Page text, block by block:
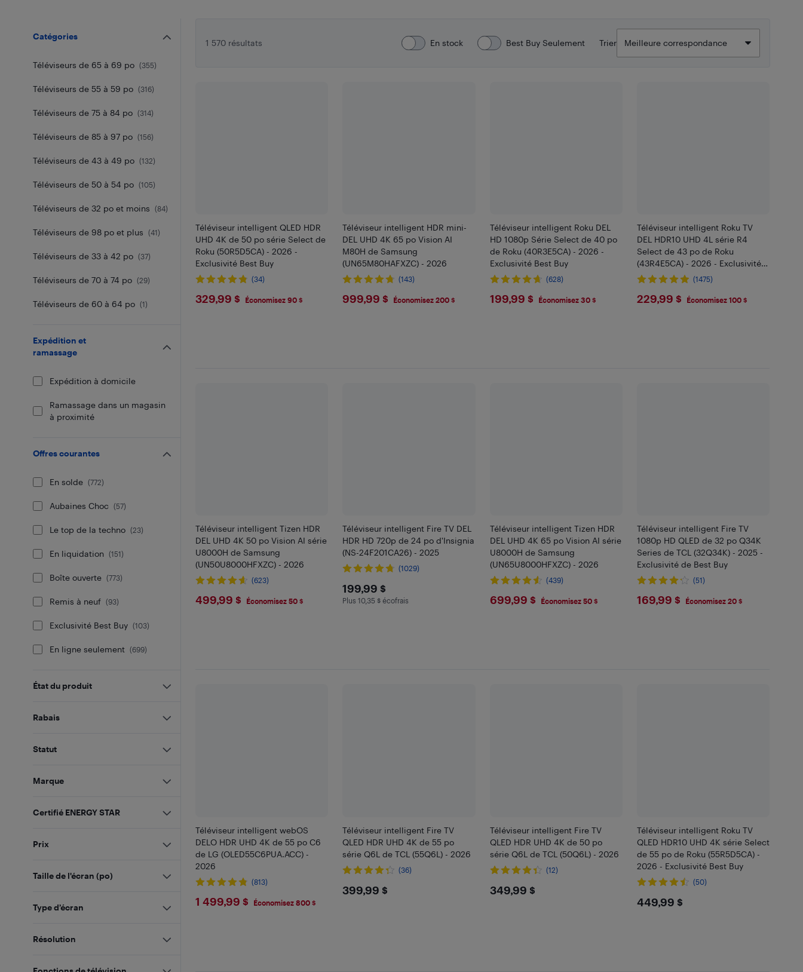
1 570 résultats En stock Best Buy Seulement Trier
Téléviseur intelligent QLED HDR
UHD 4K de 50 po série Select de
Roku (50R5D5CA) - 2026 -
Exclusivité Best Buy
(34)
$329.99
329,99 $ Économisez 90 $
Téléviseur intelligent HDR mini-
DEL UHD 4K 65 po Vision AI
M80H de Samsung
(UN65M80HAFXZC) - 2026
(143)
$999.99
999,99 $ Économisez 200 $
Téléviseur intelligent Roku DEL
HD 1080p Série Select de 40 po
de Roku (40R3E5CA) - 2026 -
Exclusivité Best Buy
(628)
$199.99
199,99 $ Économisez 30 $
Téléviseur intelligent Roku TV
DEL HDR10 UHD 4L série R4
Select de 43 po de Roku
(43R4E5CA) - 2026 - Exclusivité
Best Buy
(1475)
$229.99
229,99 $ Économisez 100 $
Téléviseur intelligent Tizen HDR
DEL UHD 4K 50 po Vision AI série
U8000H de Samsung
(UN50U8000HFXZC) - 2026
(623)
$499.99
499,99 $ Économisez 50 $
Téléviseur intelligent Fire TV DEL
HDR HD 720p de 24 po d'Insignia
(NS-24F201CA26) - 2025
(1029)
$199.99
199,99 $
Plus 10.35 $ en écofrais
Plus 10,35 $ écofrais
Téléviseur intelligent Tizen HDR
DEL UHD 4K 65 po Vision AI série
U8000H de Samsung
(UN65U8000HFXZC) - 2026
(439)
$699.99
699,99 $ Économisez 50 $
Téléviseur intelligent Fire TV
1080p HD QLED de 32 po Q34K
Series de TCL (32Q34K) - 2025 -
Exclusivité de Best Buy
(51)
$169.99
169,99 $ Économisez 20 $
Téléviseur intelligent webOS
DELO HDR UHD 4K de 55 po C6
de LG (OLED55C6PUA.ACC) -
2026
(813)
$1499.99
1 499,99 $ Économisez 800 $
Téléviseur intelligent Fire TV
QLED HDR UHD 4K de 55 po
série Q6L de TCL (55Q6L) - 2026
(36)
$399.99
399,99 $
Téléviseur intelligent Fire TV
QLED HDR UHD 4K de 50 po
série Q6L de TCL (50Q6L) - 2026
(12)
$349.99
349,99 $
Téléviseur intelligent Roku TV
QLED HDR10 UHD 4K série Select
de 55 po de Roku (55R5D5CA) -
2026 - Exclusivité Best Buy
(50)
$449.99
449,99 $
Catégories
Téléviseurs de 65 à 69 po (355)
Téléviseurs de 55 à 59 po (316)
Téléviseurs de 75 à 84 po (314)
Téléviseurs de 85 à 97 po (156)
Téléviseurs de 43 à 49 po (132)
Téléviseurs de 50 à 54 po (105)
Téléviseurs de 32 po et moins (84)
Téléviseurs de 98 po et plus (41)
Téléviseurs de 33 à 42 po (37)
Téléviseurs de 70 à 74 po (29)
Téléviseurs de 60 à 64 po (1)
Expédition et
ramassage
Expédition à domicile
Ramassage dans un magasin
à proximité
Offres courantes
En solde (772)
Aubaines Choc (57)
Le top de la techno (23)
En liquidation (151)
Boîte ouverte (773)
Remis à neuf (93)
Exclusivité Best Buy (103)
En ligne seulement (699)
État du produit
Rabais
Statut
Marque
Certifié ENERGY STAR
Prix
Taille de l'écran (po)
Type d’écran
Résolution